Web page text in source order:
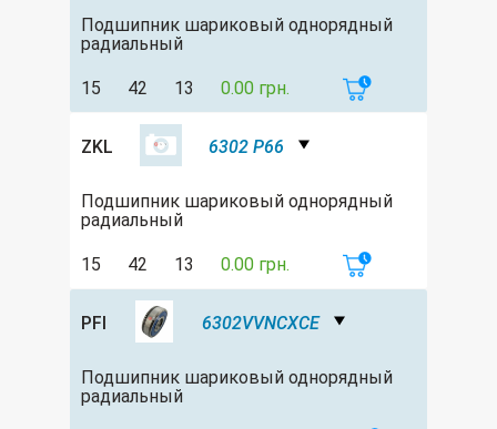
Подшипник шариковый однорядный
радиальный
15 42 13 0.00 грн.
ZKL 6302 P66
Подшипник шариковый однорядный
радиальный
15 42 13 0.00 грн.
PFI 6302VVNCXCE
Подшипник шариковый однорядный
радиальный